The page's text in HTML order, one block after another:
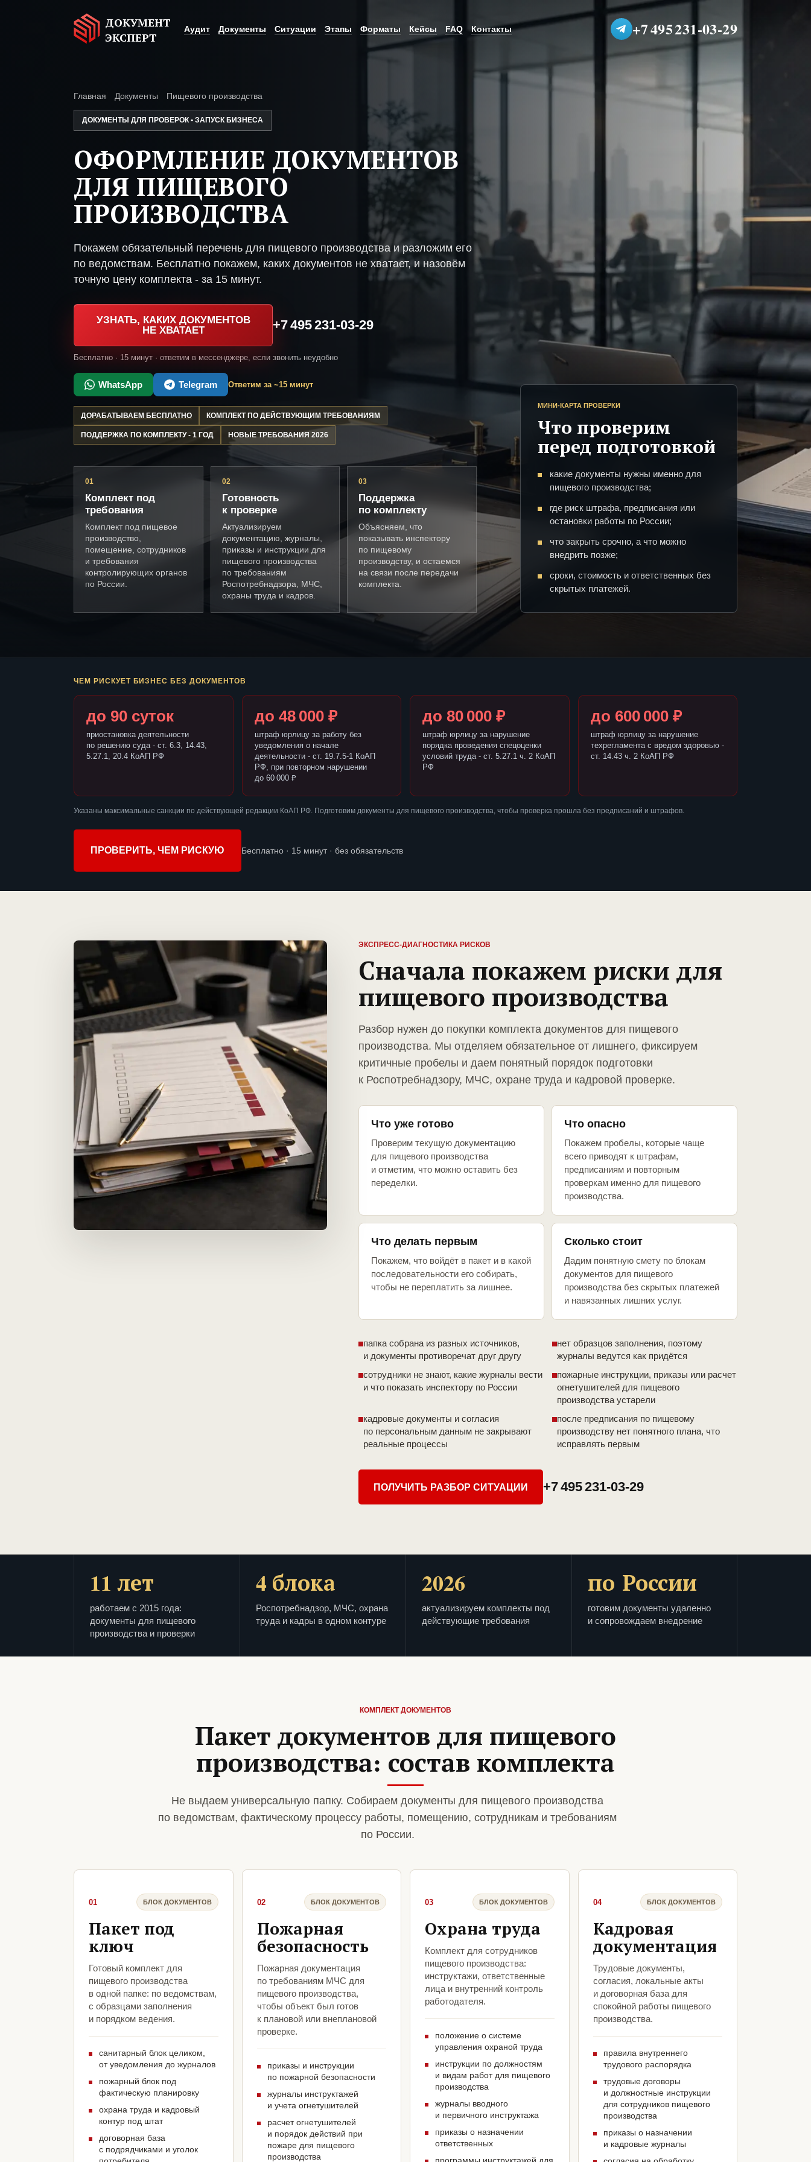
ДОКУМЕНТ
ЭКСПЕРТ
Аудит Документы Ситуации Этапы Форматы Кейсы FAQ Контакты +7 495 231-03-29
Главная Документы Пищевого производства
ДОКУМЕНТЫ ДЛЯ ПРОВЕРОК • ЗАПУСК БИЗНЕСА
ОФОРМЛЕНИЕ ДОКУМЕНТОВ
ДЛЯ ПИЩЕВОГО
ПРОИЗВОДСТВА
Покажем обязательный перечень для пищевого производства и разложим его
по ведомствам. Бесплатно покажем, каких документов не хватает, и назовём
точную цену комплекта - за 15 минут.
УЗНАТЬ, КАКИХ ДОКУМЕНТОВ
НЕ ХВАТАЕТ
+7 495 231-03-29
Бесплатно · 15 минут · ответим в мессенджере, если звонить неудобно
WhatsApp Telegram Ответим за ~15 минут
ДОРАБАТЫВАЕМ БЕСПЛАТНО КОМПЛЕКТ ПО ДЕЙСТВУЮЩИМ ТРЕБОВАНИЯМ
ПОДДЕРЖКА ПО КОМПЛЕКТУ - 1 ГОД НОВЫЕ ТРЕБОВАНИЯ 2026
01
Комплект под
требования
Комплект под пищевое
производство,
помещение, сотрудников
и требования
контролирующих органов
по России.
02
Готовность
к проверке
Актуализируем
документацию, журналы,
приказы и инструкции для
пищевого производства
по требованиям
Роспотребнадзора, МЧС,
охраны труда и кадров.
03
Поддержка
по комплекту
Объясняем, что
показывать инспектору
по пищевому
производству, и остаемся
на связи после передачи
комплекта.
МИНИ-КАРТА ПРОВЕРКИ
Что проверим
перед подготовкой
какие документы нужны именно для
пищевого производства;
где риск штрафа, предписания или
остановки работы по России;
что закрыть срочно, а что можно
внедрить позже;
сроки, стоимость и ответственных без
скрытых платежей.
ЧЕМ РИСКУЕТ БИЗНЕС БЕЗ ДОКУМЕНТОВ
до 90 суток
приостановка деятельности
по решению суда - ст. 6.3, 14.43,
5.27.1, 20.4 КоАП РФ
до 48 000 ₽
штраф юрлицу за работу без
уведомления о начале
деятельности - ст. 19.7.5-1 КоАП
РФ, при повторном нарушении
до 60 000 ₽
до 80 000 ₽
штраф юрлицу за нарушение
порядка проведения спецоценки
условий труда - ст. 5.27.1 ч. 2 КоАП
РФ
до 600 000 ₽
штраф юрлицу за нарушение
техрегламента с вредом здоровью -
ст. 14.43 ч. 2 КоАП РФ
Указаны максимальные санкции по действующей редакции КоАП РФ. Подготовим документы для пищевого производства, чтобы проверка прошла без предписаний и штрафов.
ПРОВЕРИТЬ, ЧЕМ РИСКУЮ Бесплатно · 15 минут · без обязательств
ЭКСПРЕСС-ДИАГНОСТИКА РИСКОВ
Сначала покажем риски для
пищевого производства
Разбор нужен до покупки комплекта документов для пищевого
производства. Мы отделяем обязательное от лишнего, фиксируем
критичные пробелы и даем понятный порядок подготовки
к Роспотребнадзору, МЧС, охране труда и кадровой проверке.
Что уже готово
Проверим текущую документацию
для пищевого производства
и отметим, что можно оставить без
переделки.
Что опасно
Покажем пробелы, которые чаще
всего приводят к штрафам,
предписаниям и повторным
проверкам именно для пищевого
производства.
Что делать первым
Покажем, что войдёт в пакет и в какой
последовательности его собирать,
чтобы не переплатить за лишнее.
Сколько стоит
Дадим понятную смету по блокам
документов для пищевого
производства без скрытых платежей
и навязанных лишних услуг.
папка собрана из разных источников,
и документы противоречат друг другу
нет образцов заполнения, поэтому
журналы ведутся как придётся
сотрудники не знают, какие журналы вести
и что показать инспектору по России
пожарные инструкции, приказы или расчет
огнетушителей для пищевого
производства устарели
кадровые документы и согласия
по персональным данным не закрывают
реальные процессы
после предписания по пищевому
производству нет понятного плана, что
исправлять первым
ПОЛУЧИТЬ РАЗБОР СИТУАЦИИ +7 495 231-03-29
11 лет
работаем с 2015 года:
документы для пищевого
производства и проверки
4 блока
Роспотребнадзор, МЧС, охрана
труда и кадры в одном контуре
2026
актуализируем комплекты под
действующие требования
по России
готовим документы удаленно
и сопровождаем внедрение
КОМПЛЕКТ ДОКУМЕНТОВ
Пакет документов для пищевого
производства: состав комплекта
Не выдаем универсальную папку. Собираем документы для пищевого производства
по ведомствам, фактическому процессу работы, помещению, сотрудникам и требованиям
по России.
01 БЛОК ДОКУМЕНТОВ
Пакет под
ключ
Готовый комплект для
пищевого производства
в одной папке: по ведомствам,
с образцами заполнения
и порядком ведения.
санитарный блок целиком,
от уведомления до журналов
пожарный блок под
фактическую планировку
охрана труда и кадровый
контур под штат
договорная база
с подрядчиками и уголок
02 БЛОК ДОКУМЕНТОВ
Пожарная
безопасность
Пожарная документация
по требованиям МЧС для
пищевого производства,
чтобы объект был готов
к плановой или внеплановой
проверке.
приказы и инструкции
по пожарной безопасности
журналы инструктажей
и учета огнетушителей
расчет огнетушителей
и порядок действий при
пожаре для пищевого
производства
03 БЛОК ДОКУМЕНТОВ
Охрана труда
Комплект для сотрудников
пищевого производства:
инструктажи, ответственные
лица и внутренний контроль
работодателя.
положение о системе
управления охраной труда
инструкции по должностям
и видам работ для пищевого
производства
журналы вводного
и первичного инструктажа
приказы о назначении
ответственных
04 БЛОК ДОКУМЕНТОВ
Кадровая
документация
Трудовые документы,
согласия, локальные акты
и договорная база для
спокойной работы пищевого
производства.
правила внутреннего
трудового распорядка
трудовые договоры
и должностные инструкции
для сотрудников пищевого
производства
приказы о назначении
и кадровые журналы